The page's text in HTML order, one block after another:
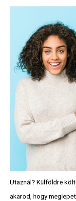
Utaznál? Külföldre
akarod, hogy